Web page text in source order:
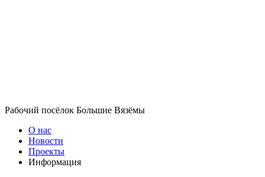
Рабочий посёлок Большие Вязёмы
О нас
Новости
Проекты
Информация